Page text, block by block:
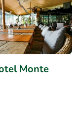
Monte